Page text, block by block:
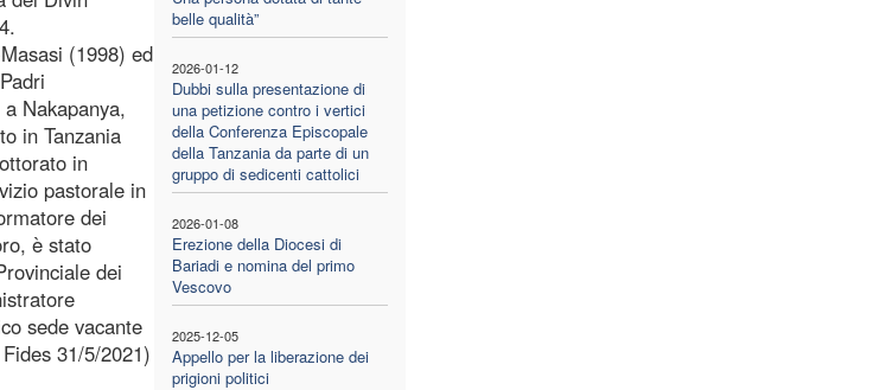
belle qualità”
2026-01-12
Dubbi sulla presentazione di
una petizione contro i vertici
della Conferenza Episcopale
della Tanzania da parte di un
gruppo di sedicenti cattolici
2026-01-08
Erezione della Diocesi di
Bariadi e nomina del primo
Vescovo
2025-12-05
Appello per la liberazione dei
prigioni politici
(1998) ed
Nakapanya,
in Tanzania
in
pastorale in
dei
è stato
dei
sede vacante
31/5/2021)